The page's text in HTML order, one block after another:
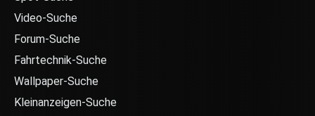
Video-Suche
Forum-Suche
Fahrtechnik-Suche
Wallpaper-Suche
Kleinanzeigen-Suche